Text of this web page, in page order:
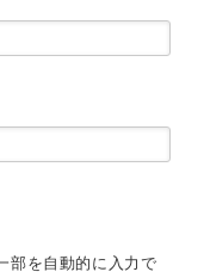
部を自動的に入力で